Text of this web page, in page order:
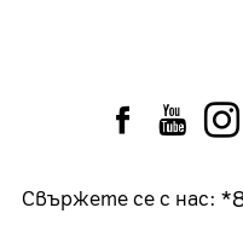
Свържете се с нас: